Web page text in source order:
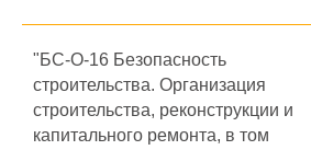
"БС-О-16 Безопасность
строительства. Организация
строительства, реконструкции и
капитального ремонта, в том